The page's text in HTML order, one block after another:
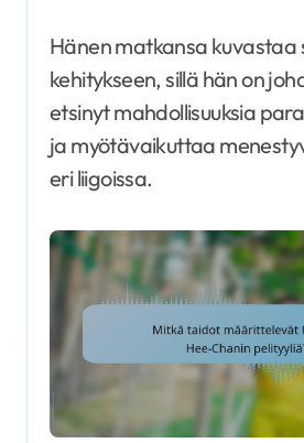
Hänen matkansa kuvastaa
kehitykseen, sillä hän on
etsinyt mahdollisuuksia
ja myötävaikuttaa
eri liigoissa.